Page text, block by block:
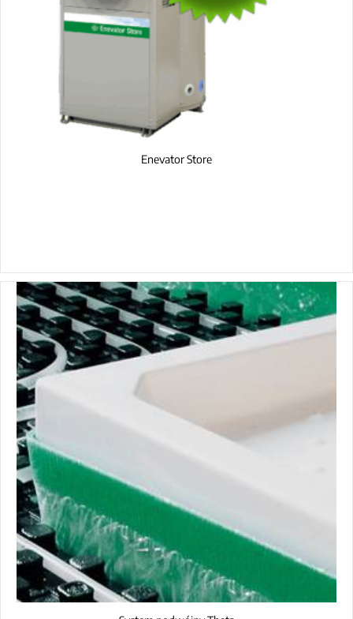
Enevator Store